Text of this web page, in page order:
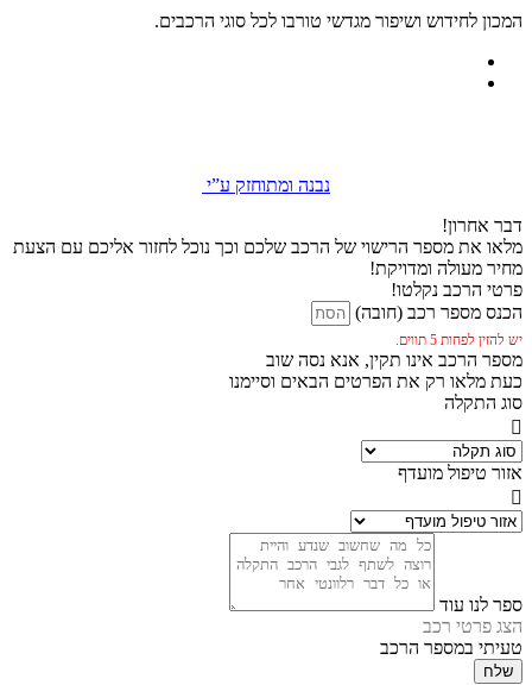
המכון לחידוש ושיפור מגדשי טורבו לכל סוגי הרכבים.
נבנה ומתוחזק ע”י
דבר אחרון!
מלאו את מספר הרישוי של הרכב שלכם וכך נוכל לחזור אליכם עם הצעת
מחיר מעולה ומדויקת!
פרטי הרכב נקלטו!
הכנס מספר רכב (חובה)
יש להזין לפחות 5 תווים.
מספר הרכב אינו תקין, אנא נסה שוב
כעת מלאו רק את הפרטים הבאים וסיימנו
סוג התקלה
אזור טיפול מועדף
ספר לנו עוד
הצג פרטי רכב
טעיתי במספר הרכב
שלח